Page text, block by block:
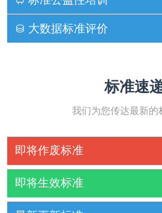
大数据标准评价
标准速
我们为您传达最新的
即将作废标准
即将生效标准